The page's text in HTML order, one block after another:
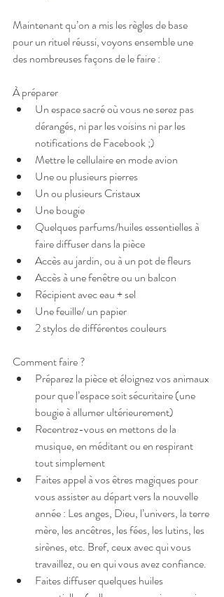
Maintenant qu’on a mis les règles de base
pour un rituel réussi, voyons ensemble une
des nombreuses façons de le faire :
À préparer
Un espace sacré où vous ne serez pas
dérangés, ni par les voisins ni par les
notifications de Facebook ;)
Mettre le cellulaire en mode avion
Une ou plusieurs pierres
Un ou plusieurs Cristaux
Une bougie
Quelques parfums/huiles essentielles à
faire diffuser dans la pièce
Accès au jardin, ou à un pot de fleurs
Accès à une fenêtre ou un balcon
Récipient avec eau + sel
Une feuille/ un papier
2 stylos de différentes couleurs
Comment faire ?
Préparez la pièce et éloignez vos animaux
pour que l’espace soit sécuritaire (une
bougie à allumer ultérieurement)
Recentrez-vous en mettons de la
musique, en méditant ou en respirant
tout simplement
Faites appel à vos êtres magiques pour
vous assister au départ vers la nouvelle
année : Les anges, Dieu, l’univers, la terre
mère, les ancêtres, les fées, les lutins, les
sirènes, etc. Bref, ceux avec qui vous
travaillez, ou en qui vous avez confiance.
Faites diffuser quelques huiles